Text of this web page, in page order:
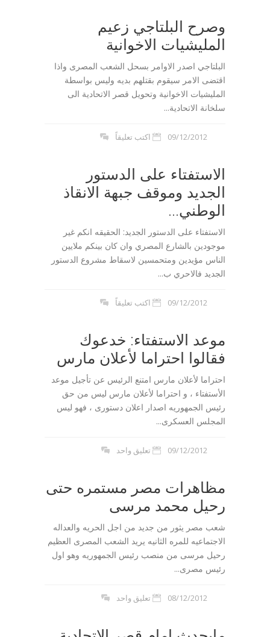
وصرح البلتاجي زعيم
المليشيات الاخوانية
البلتاجي اصدر الاوامر بسحل الشعب المصرى واذا
اقتضى الامر سيقوم بقتلهم بديه وليس بواسطة
المليشيات الاخوانية وتحويل قصر الاتحادية الى
سلخانة الاتحادية...
09/12/2012 اكتب تعليقاً
الاستفتاء على الدستور
الجديد وموقف جبهة الانقاذ
الوطني...
الاستفتاء على الدستور الجديد: الحقيقه انكم غير
موجودين بالشارع المصري وان كان بينكم ملايين
الناس مؤيدين ومتحمسين لاسقاط مشروع الدستور
الجديد فالاحري ب...
09/12/2012 اكتب تعليقاً
موعد الاستفتاء: خدعوك
فقالوا احتراما لأعلان مارس
احتراما لأعلان مارس امتنع الرئيس عن تأجيل موعد
الأستفتاء ، و احتراما لأعلان مارس ليس من حق
رئيس الجمهوريه اصدار اعلان دستورى ، فهو ليس
المجلس العسكرى...
09/12/2012 تعليق واحد
مظاهرات مصر مستمره حتى
رحيل محمد مرسى
شعب مصر يثور من جديد من اجل الحريه والعداله
الاجتماعيه للمره الثانيه يريد الشعب المصرى العظيم
رحيل مرسى من منصب رئيس الجمهوريه وهو اول
رئيس مصرى...
08/12/2012 تعليق واحد